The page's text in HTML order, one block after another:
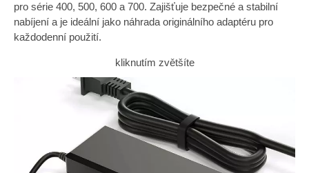
pro série 400, 500, 600 a 700. Zajišťuje bezpečné a stabilní
nabíjení a je ideální jako náhrada originálního adaptéru pro
každodenní použití.
kliknutím zvětšíte